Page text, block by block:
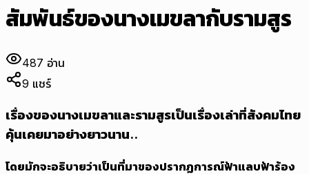
สัมพันธ์ของนางเมขลากับรามสูร
487 อ่าน
9 แชร์
เรื่องของนางเมขลาและรามสูรเป็นเรื่องเล่าที่สังคมไทย
คุ้นเคยมาอย่างยาวนาน..
โดยมักจะอธิบายว่าเป็นที่มาของปรากฏการณ์ฟ้าแลบฟ้าร้อง